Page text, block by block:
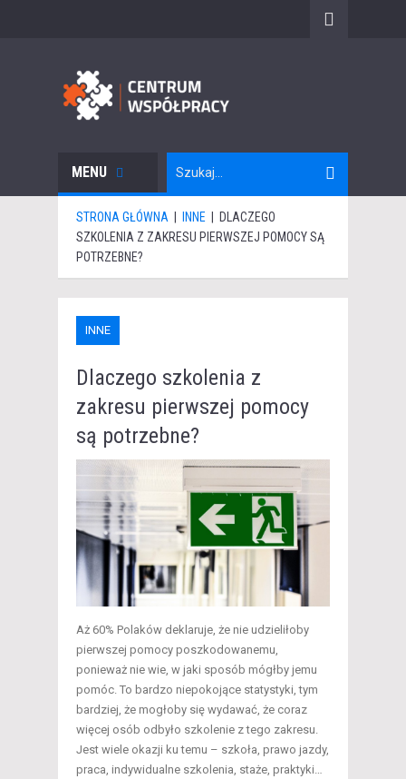
MENU
STRONA GŁÓWNA INNE
DLACZEGO
SZKOLENIA Z ZAKRESU PIERWSZEJ POMOCY SĄ
POTRZEBNE?
INNE
Dlaczego szkolenia z
zakresu pierwszej pomocy
są potrzebne?
Aż 60% Polaków deklaruje, że nie udzieliłoby
pierwszej pomocy poszkodowanemu,
ponieważ nie wie, w jaki sposób mógłby jemu
pomóc. To bardzo niepokojące statystyki, tym
bardziej, że mogłoby się wydawać, że coraz
więcej osób odbyło szkolenie z tego zakresu.
Jest wiele okazji ku temu – szkoła, prawo jazdy,
praca, indywidualne szkolenia, staże, praktyki…